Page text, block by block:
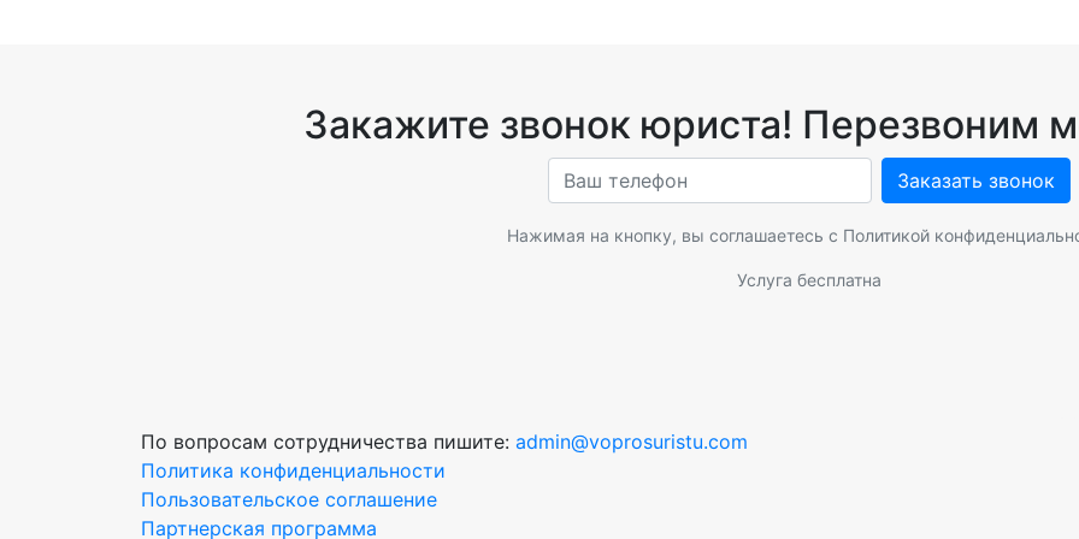
Закажите звонок юриста! Перезвоним
Заказать звонок
Нажимая на кнопку, вы соглашаетесь с Политикой
Услуга бесплатна
По вопросам сотрудничества пишите: admin@voprosuristu.com
Политика конфиденциальности
Пользовательское соглашение
Партнерская программа